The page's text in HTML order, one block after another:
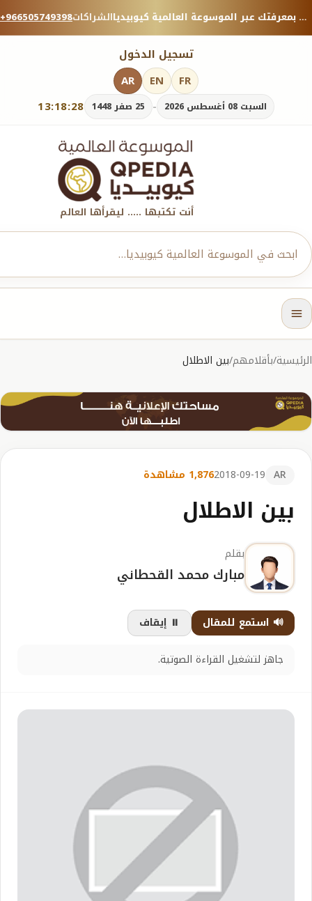
+966505749398الشراكات منصة معرفية موثوقة — شارك بمعرفتك عبر الموسوعة العالمية كيوبيديا.
تسجيل الدخول
13:18:28 السبت 08 أغسطس 2026 - 25 صفر 1448
AR EN FR
أنت تكتبها ..... ليقرأها العالم
الرئيسية/بأقلامهم/بين الاطلال
AR
2018-09-191,876 مشاهدة
بين الاطلال
بقلم
مبارك محمد القحطاني
🔊 استمع للمقال
⏸️ إيقاف
جاهز لتشغيل القراءة الصوتية.